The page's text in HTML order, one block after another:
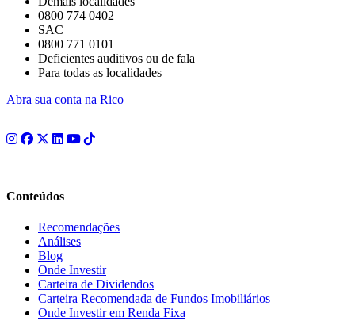
0800 774 0402
SAC
0800 771 0101
Deficientes auditivos ou de fala
Para todas as localidades
Abra sua conta na Rico
Conteúdos
Recomendações
Análises
Blog
Onde Investir
Carteira de Dividendos
Carteira Recomendada de Fundos Imobiliários
Onde Investir em Renda Fixa